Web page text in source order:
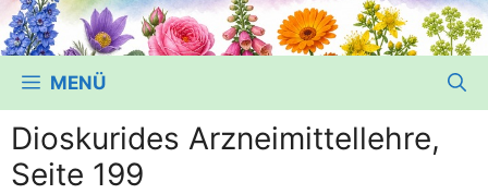
MENÜ
Dioskurides Arzneimittellehre,
Seite 199